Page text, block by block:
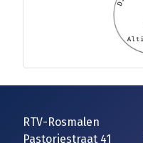
RTV-Rosmalen
Pastoriestraat 41